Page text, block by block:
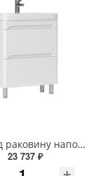
Тумба под раковину напольная EQUIL Найс 60 см tnNICE60.2Y-05 белая
23 737 ₽